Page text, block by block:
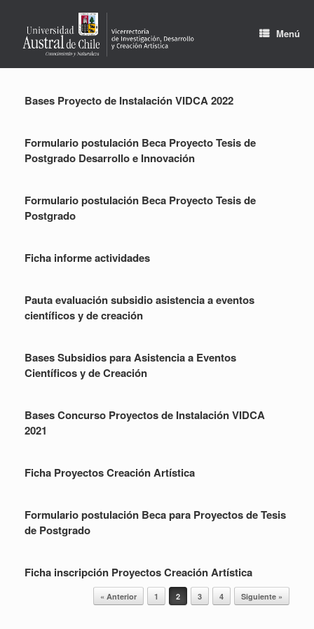
contenido
Menú
Bases Proyecto de Instalación VIDCA 2022
Formulario postulación Beca Proyecto Tesis de
Postgrado Desarrollo e Innovación
Formulario postulación Beca Proyecto Tesis de
Postgrado
Ficha informe actividades
Pauta evaluación subsidio asistencia a eventos
científicos y de creación
Bases Subsidios para Asistencia a Eventos
Científicos y de Creación
Bases Concurso Proyectos de Instalación VIDCA
2021
Ficha Proyectos Creación Artística
Formulario postulación Beca para Proyectos de Tesis
de Postgrado
Ficha inscripción Proyectos Creación Artística
Navegador de artículos« Anterior 1 2 3 4 Siguiente »